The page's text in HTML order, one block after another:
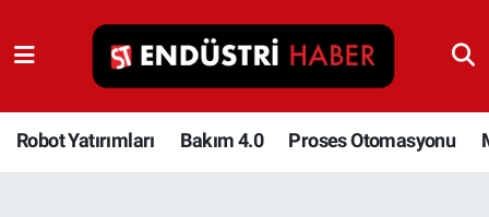
Robot Yatırımları Bakım 4.0 Proses Otomasyonu
Robot Yatırımları
Bakım 4.0